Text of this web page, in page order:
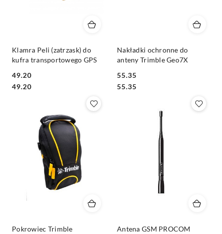
Klamra Peli (zatrzask) do
kufra transportowego GPS
Cena:
49.20
Cena:
49.20
Nakładki ochronne do
anteny Trimble Geo7X
Cena:
55.35
Cena:
55.35
Pokrowiec Trimble
Antena GSM PROCOM